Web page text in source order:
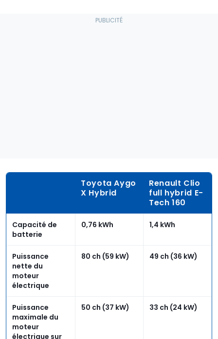
Toyota Aygo
X Hybrid
Renault Clio
full hybrid E-
Tech 160
Capacité de
batterie
0,76 kWh 1,4 kWh
Puissance
nette du
moteur
électrique
80 ch (59 kW) 49 ch (36 kW)
Puissance
maximale du
moteur
électrique sur
50 ch (37 kW) 33 ch (24 kW)